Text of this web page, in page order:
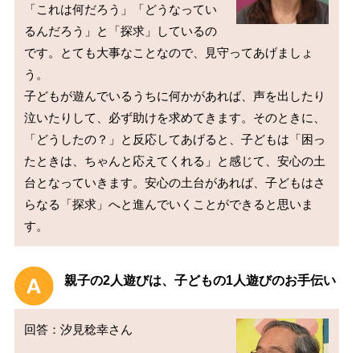
「これは何だろう」「どうなってい
るんだろう」と「探求」しているの
です。とても大事なことなので、見守ってあげましょ
う。
子どもが遊んでいるうちに何かがあれば、声を出したり
泣いたりして、必ず助けを求めてきます。そのときに、
「どうしたの？」と反応してあげると、子どもは「困っ
たときは、ちゃんと応えてくれる」と感じて、安心の土
台となっていきます。安心の土台があれば、子どもはさ
らなる「探求」へと進んでいくことができると思いま
親子の2人遊びは、子どもの1人遊びのお手伝い
回答：汐見稔幸さん